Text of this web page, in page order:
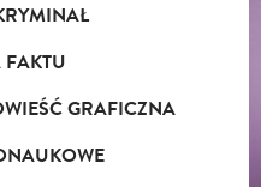
FAKTU
GRAFICZNA